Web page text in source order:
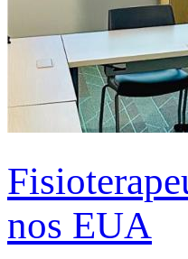
nos EUA